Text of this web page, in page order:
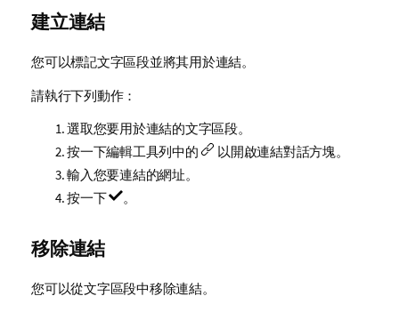
建立連結
您可以標記文字區段並將其用於連結。
請執行下列動作：
選取您要用於連結的文字區段。
按一下編輯工具列中的
以開啟連結對話方塊。
輸入您要連結的網址。
按一下
。
移除連結
您可以從文字區段中移除連結。